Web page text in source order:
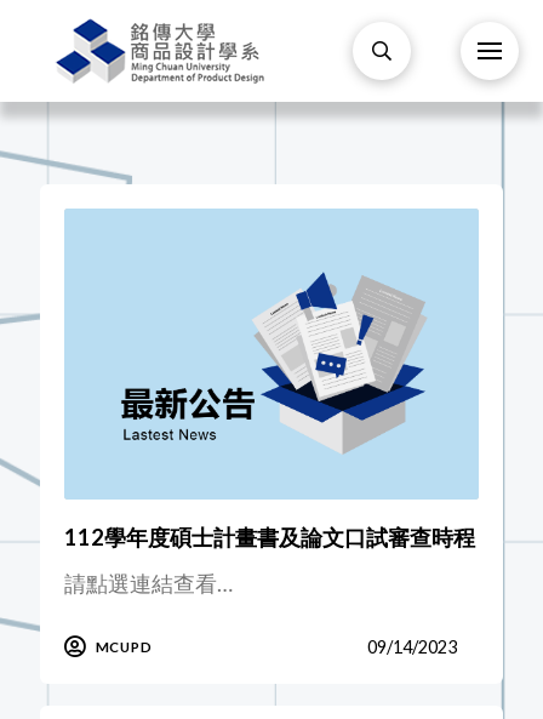
112學年度碩士計畫書及論文口試審查時程
請點選連結查看…
MCUPD 09/14/2023